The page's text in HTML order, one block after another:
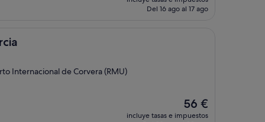
actual
Del 16 ago al 17 ago
Internacional de Corvera (RMU)
El
precio
56 €
incluye tasas e impuestos